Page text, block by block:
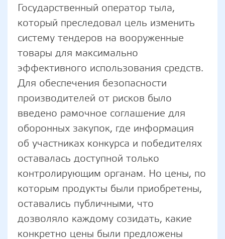
Государственный оператор тыла,
который преследовал цель изменить
систему тендеров на вооруженные
товары для максимально
эффективного использования средств.
Для обеспечения безопасности
производителей от рисков было
введено рамочное соглашение для
оборонных закупок, где информация
об участниках конкурса и победителях
оставалась доступной только
контролирующим органам. Но цены, по
которым продукты были приобретены,
оставались публичными, что
дозволяло каждому созидать, какие
конкретно цены были предложены